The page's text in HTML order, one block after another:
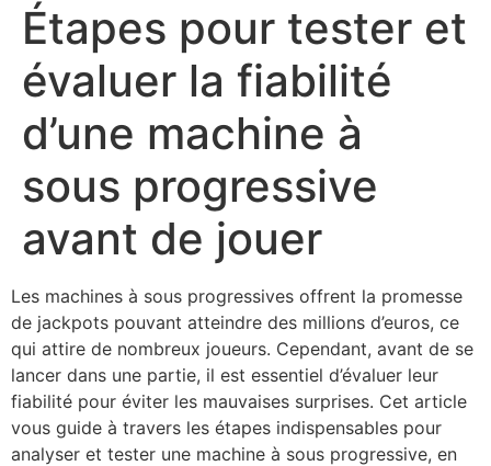
Étapes pour tester et
évaluer la fiabilité
d’une machine à
sous progressive
avant de jouer
Les machines à sous progressives offrent la promesse
de jackpots pouvant atteindre des millions d’euros, ce
qui attire de nombreux joueurs. Cependant, avant de se
lancer dans une partie, il est essentiel d’évaluer leur
fiabilité pour éviter les mauvaises surprises. Cet article
vous guide à travers les étapes indispensables pour
analyser et tester une machine à sous progressive, en